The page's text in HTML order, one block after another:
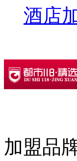
酒店
加盟品